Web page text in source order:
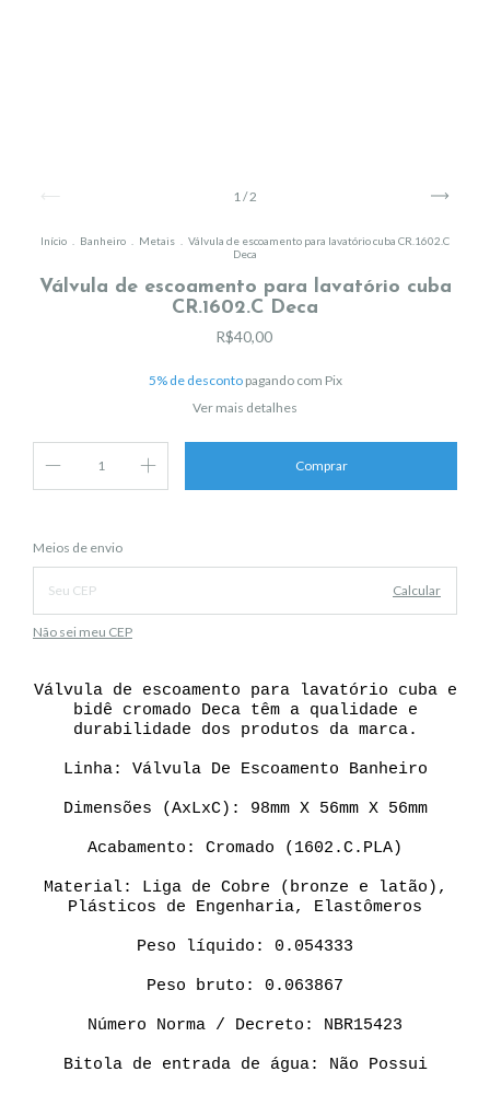
1 /2
Início Banheiro Metais
Válvula de escoamento para lavatório cuba CR.1602.C
Deca
Válvula de escoamento para lavatório cuba
CR.1602.C Deca
R$40,00
5% de descontopagando com Pix
Ver mais detalhes
Entregas para o CEP:
Meios de envio
Calcular
Não sei meu CEP
Válvula de escoamento para lavatório cuba e
bidê cromado Deca têm a qualidade e
durabilidade dos produtos da marca.
Linha: Válvula De Escoamento Banheiro
Dimensões (AxLxC): 98mm X 56mm X 56mm
Acabamento: Cromado (1602.C.PLA)
Material: Liga de Cobre (bronze e latão),
Plásticos de Engenharia, Elastômeros
Peso líquido: 0.054333
Peso bruto: 0.063867
Número Norma / Decreto: NBR15423
Bitola de entrada de água: Não Possui